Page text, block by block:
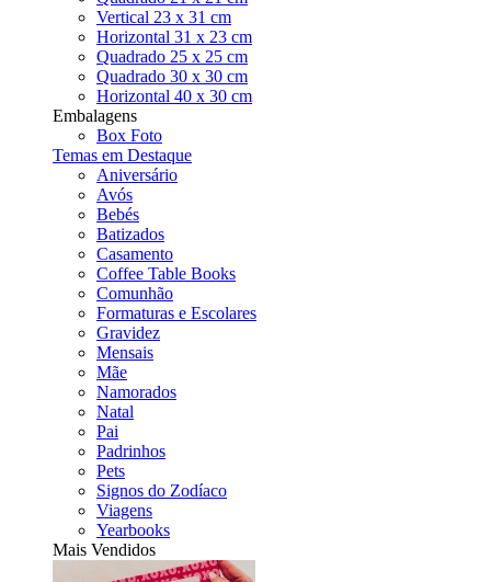
Vertical 23 x 31 cm
Horizontal 31 x 23 cm
Quadrado 25 x 25 cm
Quadrado 30 x 30 cm
Horizontal 40 x 30 cm
Embalagens
Box Foto
Temas em Destaque
Aniversário
Avós
Bebés
Batizados
Casamento
Coffee Table Books
Comunhão
Formaturas e Escolares
Gravidez
Mensais
Mãe
Namorados
Natal
Pai
Padrinhos
Pets
Signos do Zodíaco
Viagens
Yearbooks
Mais Vendidos